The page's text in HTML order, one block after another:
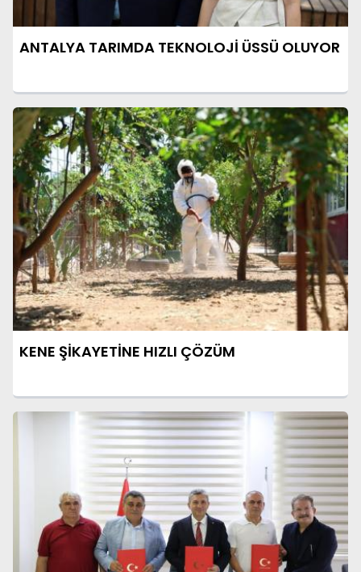
ANTALYA TARIMDA TEKNOLOJİ ÜSSÜ OLUYOR
KENE ŞİKAYETİNE HIZLI ÇÖZÜM